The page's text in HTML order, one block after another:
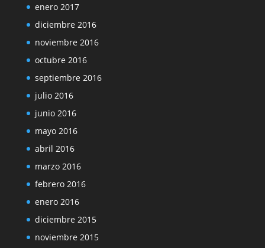
enero 2017
diciembre 2016
noviembre 2016
octubre 2016
septiembre 2016
julio 2016
junio 2016
mayo 2016
abril 2016
marzo 2016
febrero 2016
enero 2016
diciembre 2015
noviembre 2015